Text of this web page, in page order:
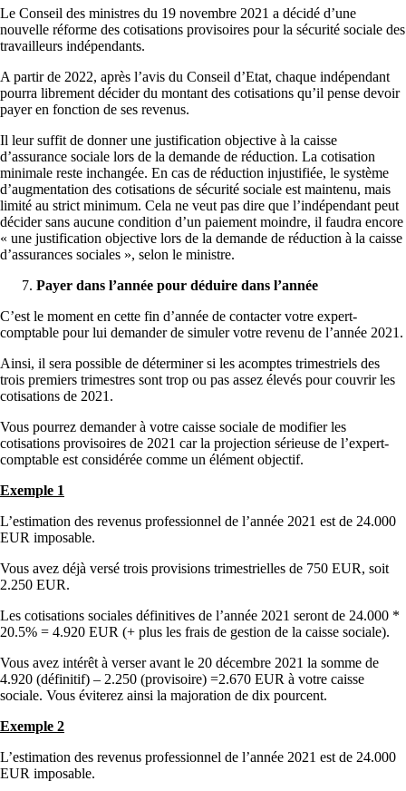
Le Conseil des ministres du 19 novembre 2021 a décidé d’une
nouvelle réforme des cotisations provisoires pour la sécurité sociale des
travailleurs indépendants.
A partir de 2022, après l’avis du Conseil d’Etat, chaque indépendant
pourra librement décider du montant des cotisations qu’il pense devoir
payer en fonction de ses revenus.
Il leur suffit de donner une justification objective à la caisse
d’assurance sociale lors de la demande de réduction. La cotisation
minimale reste inchangée. En cas de réduction injustifiée, le système
d’augmentation des cotisations de sécurité sociale est maintenu, mais
limité au strict minimum. Cela ne veut pas dire que l’indépendant peut
décider sans aucune condition d’un paiement moindre, il faudra encore
« une justification objective lors de la demande de réduction à la caisse
d’assurances sociales », selon le ministre.
Payer dans l’année pour déduire dans l’année
C’est le moment en cette fin d’année de contacter votre expert-
comptable pour lui demander de simuler votre revenu de l’année 2021.
Ainsi, il sera possible de déterminer si les acomptes trimestriels des
trois premiers trimestres sont trop ou pas assez élevés pour couvrir les
cotisations de 2021.
Vous pourrez demander à votre caisse sociale de modifier les
cotisations provisoires de 2021 car la projection sérieuse de l’expert-
comptable est considérée comme un élément objectif.
Exemple 1
L’estimation des revenus professionnel de l’année 2021 est de 24.000
EUR imposable.
Vous avez déjà versé trois provisions trimestrielles de 750 EUR, soit
2.250 EUR.
Les cotisations sociales définitives de l’année 2021 seront de 24.000 *
20.5% = 4.920 EUR (+ plus les frais de gestion de la caisse sociale).
Vous avez intérêt à verser avant le 20 décembre 2021 la somme de
4.920 (définitif) – 2.250 (provisoire) =2.670 EUR à votre caisse
sociale. Vous éviterez ainsi la majoration de dix pourcent.
Exemple 2
L’estimation des revenus professionnel de l’année 2021 est de 24.000
EUR imposable.